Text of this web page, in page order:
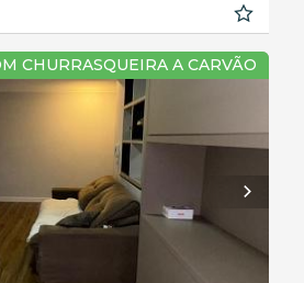
CHURRASQUEIRA A CARVÃO